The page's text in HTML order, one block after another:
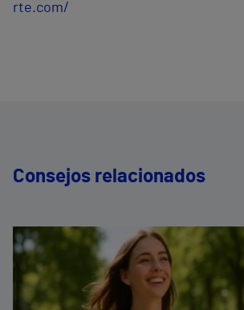
rte.com/
Consejos relacionados